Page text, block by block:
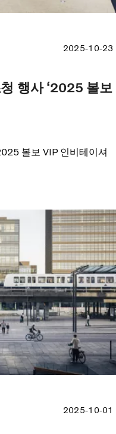
2025-10-23
행사 ‘2025 볼보
볼보 VIP 인비테이셔
2025-10-01